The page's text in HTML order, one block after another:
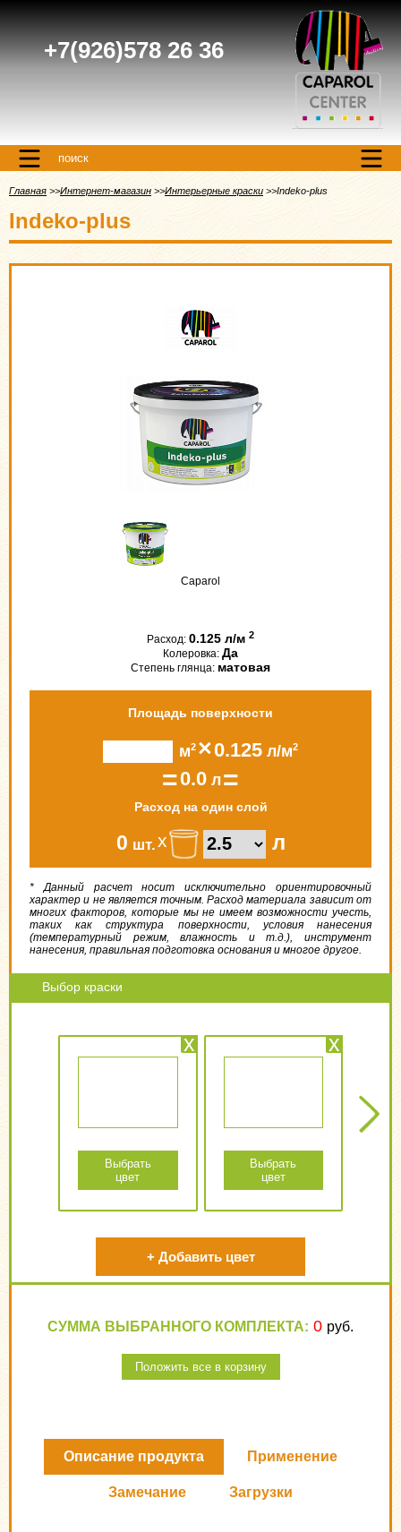
+7(926)578 26 36
поиск
Главная Интернет-магазин Интерьерные краски Indeko-plus
Indeko-plus
Caparol
Расход: 0.125 л/м 2
Колеровка: Да
Степень глянца: матовая
Площадь поверхности
м2 ×0.125 л/м2
=0.0 л=
Расход на один слой
0 шт.х л
* Данный расчет носит исключительно ориентировочный
характер и не является точным. Расход материала зависит от
многих факторов, которые мы не имеем возможности учесть,
таких как структура поверхности, условия нанесения
(температурный режим, влажность и т.д.), инструмент
нанесения, правильная подготовка основания и многое другое.
Выбор краски
+Добавить цвет
x
Выбрать
цвет
x
Выбрать
цвет
Next
СУММА ВЫБРАННОГО КОМПЛЕКТА: 0 руб.
Положить все в корзину
Описание продукта Применение
Замечание Загрузки